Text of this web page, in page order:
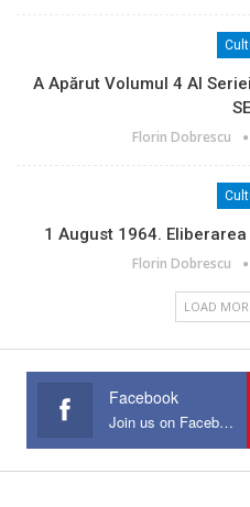
A Apărut Volumul 4 Al Seriei
Florin Dobrescu
1 August 1964.
Florin Dobrescu
LOAD
Facebook
Join us on Facebook